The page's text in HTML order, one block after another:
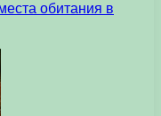
обитания в